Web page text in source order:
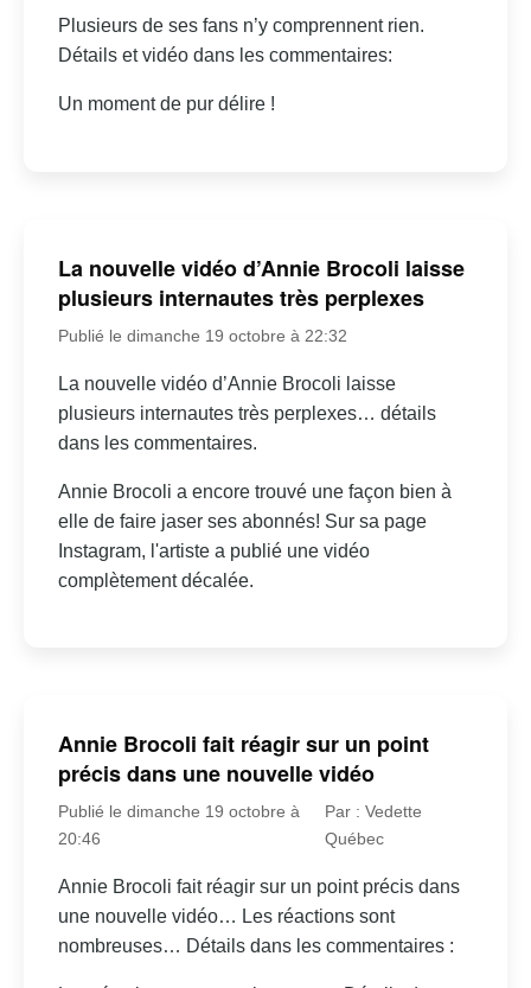
Plusieurs de ses fans n’y comprennent rien.
Détails et vidéo dans les commentaires:
Un moment de pur délire !
La nouvelle vidéo d’Annie Brocoli laisse
plusieurs internautes très perplexes
Publié le dimanche 19 octobre à 22:32
La nouvelle vidéo d’Annie Brocoli laisse
plusieurs internautes très perplexes… détails
dans les commentaires.
Annie Brocoli a encore trouvé une façon bien à
elle de faire jaser ses abonnés! Sur sa page
Instagram, l'artiste a publié une vidéo
complètement décalée.
Annie Brocoli fait réagir sur un point
précis dans une nouvelle vidéo
Publié le dimanche 19 octobre à
20:46
Par : Vedette
Québec
Annie Brocoli fait réagir sur un point précis dans
une nouvelle vidéo… Les réactions sont
nombreuses… Détails dans les commentaires :